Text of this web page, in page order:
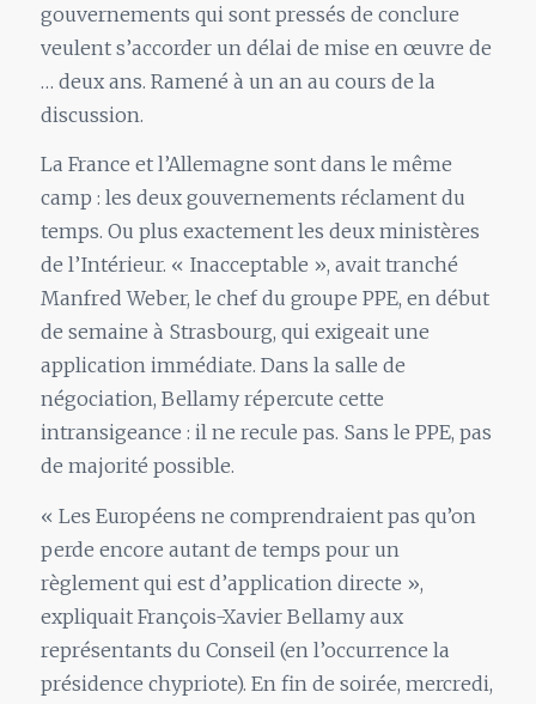
gouvernements qui sont pressés de conclure
veulent s’accorder un délai de mise en œuvre de
… deux ans. Ramené à un an au cours de la
discussion.
La France et l’Allemagne sont dans le même
camp : les deux gouvernements réclament du
temps. Ou plus exactement les deux ministères
de l’Intérieur. « Inacceptable », avait tranché
Manfred Weber, le chef du groupe PPE, en début
de semaine à Strasbourg, qui exigeait une
application immédiate. Dans la salle de
négociation, Bellamy répercute cette
intransigeance : il ne recule pas. Sans le PPE, pas
de majorité possible.
« Les Européens ne comprendraient pas qu’on
perde encore autant de temps pour un
règlement qui est d’application directe »,
expliquait François-Xavier Bellamy aux
représentants du Conseil (en l’occurrence la
présidence chypriote). En fin de soirée, mercredi,